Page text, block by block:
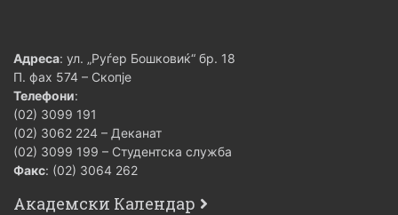
Адреса: ул. „Руѓер Бошковиќ“ бр. 18
П. фах 574 – Скопје
Телефони:
(02) 3099 191
(02) 3062 224 – Деканат
(02) 3099 199 – Студентска служба
Факс: (02) 3064 262
Академски Календар